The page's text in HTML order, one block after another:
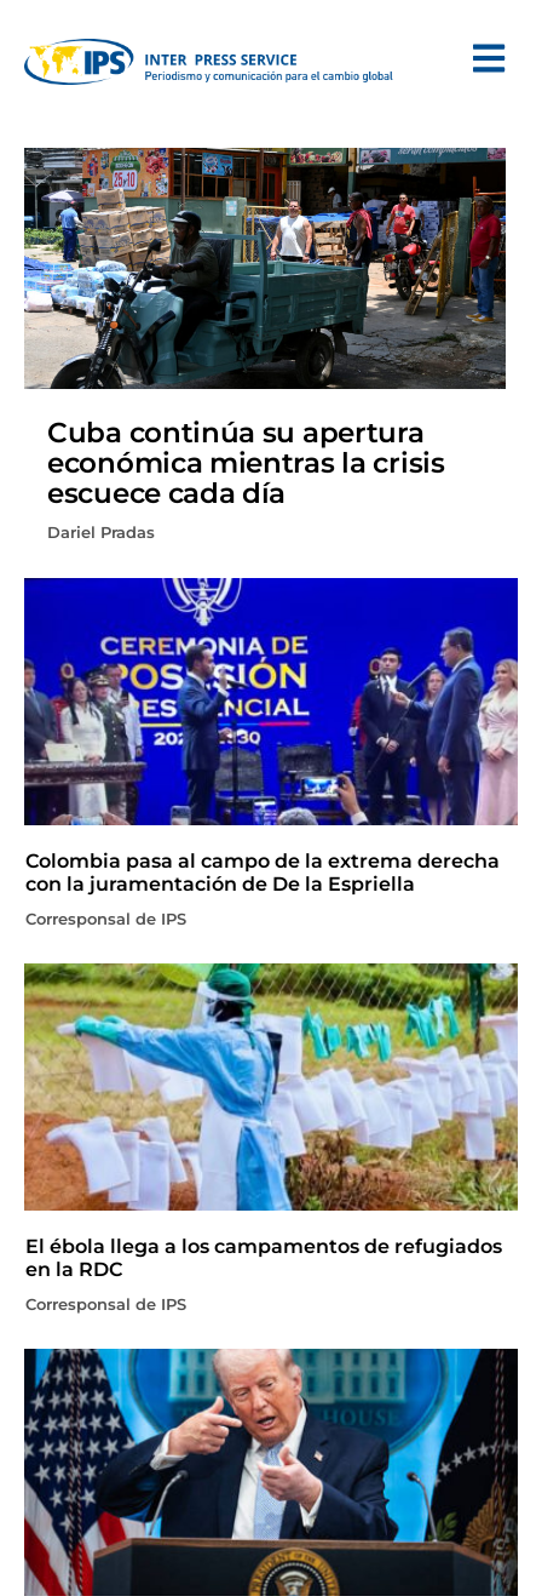
Cuba continúa su apertura
económica mientras la crisis
escuece cada día
Dariel Pradas
Colombia pasa al campo de la extrema derecha
con la juramentación de De la Espriella
Corresponsal de IPS
El ébola llega a los campamentos de refugiados
en la RDC
Corresponsal de IPS